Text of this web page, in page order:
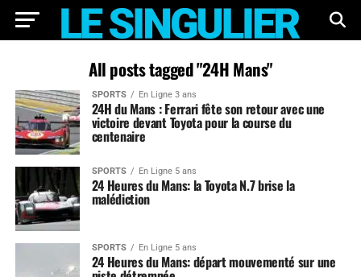
All posts tagged "24H Mans"
SPORTS En Ligne 3 ans
24H du Mans : Ferrari fête son retour avec une
victoire devant Toyota pour la course du
centenaire
SPORTS En Ligne 5 ans
24 Heures du Mans: la Toyota N.7 brise la
malédiction
SPORTS En Ligne 5 ans
24 Heures du Mans: départ mouvementé sur une